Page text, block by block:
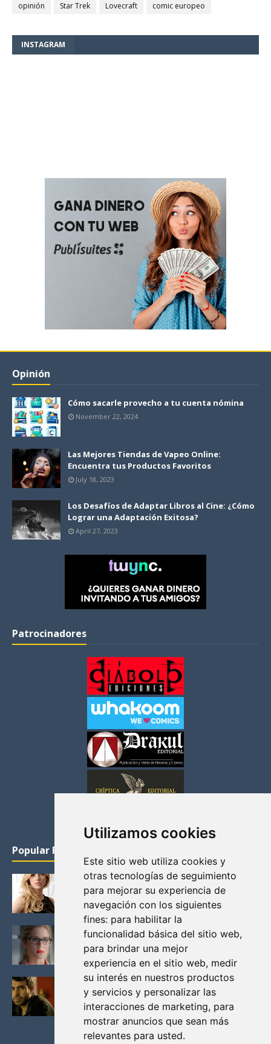
Utilizamos cookies
Este sitio web utiliza cookies y
otras tecnologías de seguimiento
para mejorar su experiencia de
navegación con los siguientes
fines: para habilitar la
funcionalidad básica del sitio web,
para brindar una mejor
experiencia en el sitio web, medir
su interés en nuestros productos
y servicios y personalizar las
interacciones de marketing, para
mostrar anuncios que sean más
relevantes para usted.
opinión
Star Trek Lovecraft comic europeo
INSTAGRAM
Opinión
Cómo sacarle provecho a tu cuenta nómina
November 22, 2024
Las Mejores Tiendas de Vapeo Online:
Encuentra tus Productos Favoritos
July 18, 2023
Los Desafíos de Adaptar Libros al Cine: ¿Cómo
Lograr una Adaptación Exitosa?
April 27, 2023
Patrocinadores
Popular Posts
KATHERYN WINNICK: LA ACTRIZ MAS GUAPA DE
VIKINGOS
Junio 14, 2013
FELICITY (EMILY BETT RICKARDS), LAS FOTOS
MAS BONITAS DE LA ALIADA DE ARROW
Noviembre 30, 2013
BLACK MIRROR: TODA TU HISTORIA. EPISODIO 3.
LA CRITICA
Mayo 17, 2012